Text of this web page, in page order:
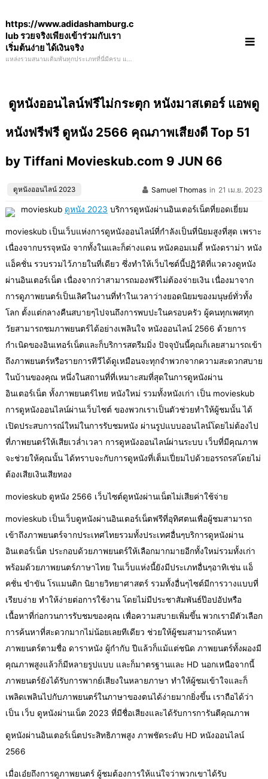
Skip
to
content
https://www.adidashamburg.c
lub รวยจริงเพียงเข้าร่วมกับเรา
เริ่มต้นง่าย ได้เงินจริง
แหล่งรวมสนามเดิมพันทุกประเภทที่นี่มีครบ แทง
ดูหนังออนไลน์ฟรีไม่กระตุก หนังมาสเตอร์ แอพดู
หนังฟรีฟรี ดูหนัง 2566 คุณภาพเสียงดี Top 51
by Tiffani Movieskub.com 9 JUN 66
ดูหนังออนไลน์ 2023 Samuel Thomas in 21 เม.ย. 2023
movieskub ดูหนัง 2023 บริการดูหนังผ่านอินเตอร์เน็ตที่ยอดเยี่ยม
movieskub เป็นเว็บแห่งการดูหนังออนไลน์ที่กำลังเป็นที่นิยมสูงที่สุด เพราะ
เนื่องจากบรรจุหนัง จากทั้งในและก็ต่างแดน หนังคอมเมดี้ หนังดราม่า หนัง
แอ็คชั่น รวบรวมไว้ภายในที่เดียว ซึ่งทำให้เว็บไซต์นี้ปฏิวัติที่แวดวงดูหนัง
ผ่านอินเตอร์เน็ต เนื่องจากว่าสามารถมองฟรีไม่ต้องจ่ายเงิน เนื่องมาจาก
การดูภาพยนตร์เป็นเลิศในงานที่ทำในเวลาว่างยอดนิยมของมนุษย์ทั่วทั้ง
โลก ตั้งแต่กลางคืนสบายๆไปจนถึงการพบปะในครอบครัว ผู้คนทุกเพศทุก
วัยสามารถชมภาพยนตร์ได้อย่างเพลินใจ หนังออนไลน์ 2566 ด้วยการ
กำเนิดของอินเทอร์เน็ตและก็บริการสตรีมมิ่ง ปัจจุบันนี้คุณก็เลยสามารถเข้า
ถึงภาพยนตร์หรือรายการทีวีได้ดูเหมือนจะทุกจำพวกจากความสะดวกสบาย
ในบ้านของคุณ หนึ่งในสถานที่ที่เหมาะสมที่สุดในการดูหนังผ่าน
อินเตอร์เน็ต ทั้งภาพยนตร์ไทย หนังใหม่ รวมทั้งหนังเก่า เป็น movieskub
การดูหนังออนไลน์ผ่านเว็บไซต์ ของพวกเราเป็นตัวช่วยทำให้ผู้ชมนั้น ได้
เปิดประสบการณ์ใหม่ในการรับชมหนัง ผ่านรูปแบบออนไลน์โดยไม่ต้องไป
ที่ภาพยนตร์ให้เสียเวล่ำเวลา การดูหนังออนไลน์ผ่านระบบ เว็บที่มีคุณภาพ
จะช่วยให้คุณนั้น ได้ทราบจะกับการดูหนังที่เต็มเปี่ยมไปด้วยอรรถรสโดยไม่
ต้องเสียเงินเสียทอง
movieskub ดูหนัง 2566 เว็บไซต์ดูหนังผ่านเน็ตไม่เสียค่าใช้จ่าย
movieskub เป็นเว็บดูหนังผ่านอินเตอร์เน็ตฟรีที่อุทิศตนเพื่อผู้ชมสามารถ
เข้าถึงภาพยนตร์จากประเทศไทยรวมทั้งประเทศอื่นๆบริการดูหนังผ่าน
อินเตอร์เน็ต ประกอบด้วยภาพยนตร์ให้เลือกมากมายอีกทั้งใหม่รวมทั้งเก่า
พร้อมด้วยภาพยนตร์ภาษาไทย ในเว็บแห่งนี้ยังมีประเภทอื่นๆอาทิเช่น แอ็
คชั่น ขำขัน โรแมนติก นิยายวิทยาศาสตร์ รวมทั้งอื่นๆไซต์มีการวางแบบที่
เรียบง่าย ทำให้ง่ายต่อการใช้งาน โดยไม่มีประชาสัมพันธ์ป๊อปอัปหรือ
เนื้อหาที่ก่อกวนการรับชมของคุณ เพื่อความสบายเพิ่มขึ้น พวกเรามีตัวเลือก
การค้นหาที่สะดวกมากไม่น้อยเลยทีเดียว ช่วยให้ผู้ชมสามารถค้นหา
ภาพยนตร์ตามชื่อ ดาราหนัง ผู้กำกับ ปีแล้วก็แม้แต่ชนิด ภาพยนตร์ทั้งผองมี
คุณภาพสูงแล้วก็มีหลายรูปแบบ และก็มาตรฐานและ HD นอกเหนือจากนี้
ภาพยนตร์ยังได้รับการพากย์เสียงในหลายภาษา ทำให้ผู้ชมเข้าใจและก็
เพลิดเพลินไปกับภาพยนตร์ในภาษาของตนได้ง่ายมากยิ่งขึ้น เราถือได้ว่า
เป็น เว็บ ดูหนังผ่านเน็ต 2023 ที่มีชื่อเสียงและได้รับการการันตีคุณภาพ
ดูหนังผ่านอินเตอร์เน็ตประสิทธิภาพสูง ภาพชัดระดับ HD หนังออนไลน์
2566
เมื่อเอ๋ยถึงการดูภาพยนตร์ ผู้ชมต้องการให้แน่ใจว่าพวกเขาได้รับ